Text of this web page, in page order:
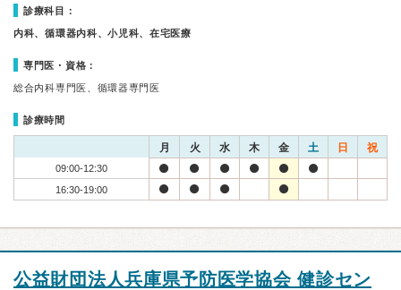
診療科目：
内科、循環器内科、小児科、在宅医療
専門医・資格：
総合内科専門医、循環器専門医
診療時間
月 火 水 木 金 土 日 祝
09:00-12:30
16:30-19:00
公益財団法人兵庫県予防医学協会 健診セン